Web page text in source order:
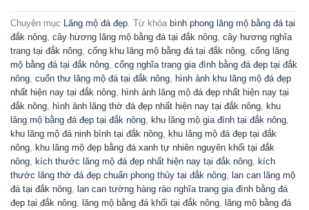
Chuyên mục Lăng mộ đá đẹp . Từ khóa bình phong lăng mộ bằng đá tại
đắk nông cây hương lăng mộ bằng đá tại đắk nông cây hương nghĩa
trang tại đắk nông cổng khu lăng mộ bằng đá tại đắk nông cổng lăng
mộ bằng đá tại đắk nông cổng nghĩa trang gia đình bằng đá đẹp tại đắk
nông cuốn thư lăng mộ đá tại đắk nông
hình ảnh khu lăng mộ đá đẹp
nhất hiện nay tại đắk nông
hình ảnh lăng mộ đá đẹp nhất hiện nay tại
đắk nông
hình ảnh lăng thờ đá đẹp nhất hiện nay tại đắk nông
khu
lăng mộ bằng đá đẹp tại đắk nông
khu lăng mộ gia đình tại đắk nông
khu lăng mộ đá ninh bình tại đắk nông
khu lăng mộ đá đẹp tại đắk
nông
khu lăng mộ đẹp bằng đá xanh tự nhiên nguyên khối tại đắk
nông
kích thước lăng mộ đá đẹp nhất hiện nay tại đắk nông
kích
thước lăng thờ đá đẹp chuẩn phong thủy tại đắk nông
lan can lăng mộ
đá tại đắk nông
lan can tường hàng rào nghĩa trang gia đình bằng đá
đẹp tại đắk nông
lăng mộ bằng đá khối tại đắk nông
lăng mộ bằng đá